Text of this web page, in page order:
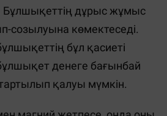
Бұлшықеттің дұрыс жұмыс
созылуына көмектеседі.
бұл қасиеті
денеге бағынбай
тартылып қалуы мүмкін.